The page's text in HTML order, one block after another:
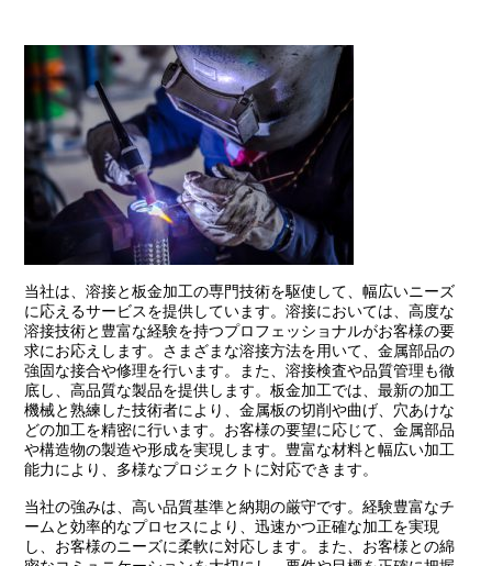
当社は、溶接と板金加工の専門技術を駆使して、幅広いニーズ
に応えるサービスを提供しています。溶接においては、高度な
溶接技術と豊富な経験を持つプロフェッショナルがお客様の要
求にお応えします。さまざまな溶接方法を用いて、金属部品の
強固な接合や修理を行います。また、溶接検査や品質管理も徹
底し、高品質な製品を提供します。板金加工では、最新の加工
機械と熟練した技術者により、金属板の切削や曲げ、穴あけな
どの加工を精密に行います。お客様の要望に応じて、金属部品
や構造物の製造や形成を実現します。豊富な材料と幅広い加工
能力により、多様なプロジェクトに対応できます。
当社の強みは、高い品質基準と納期の厳守です。経験豊富なチ
ームと効率的なプロセスにより、迅速かつ正確な加工を実現
し、お客様のニーズに柔軟に対応します。また、お客様との綿